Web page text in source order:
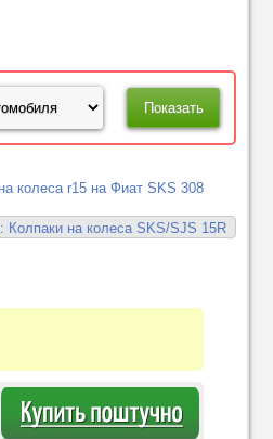
колеса r15 на Фиат SKS 308
Колпаки на колеса SKS/SJS 15R